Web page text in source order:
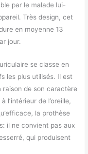
par le malade lui-
Très design, cet
en moyenne 13
jour.
se classe en
les plus utilisés. Il est
de son caractère
l’intérieur de l’oreille,
la prothèse
il ne convient pas aux
qui produisent